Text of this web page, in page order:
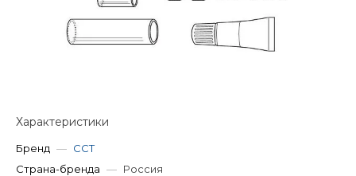
Характеристики
Бренд — ССТ
Страна-бренда — Россия